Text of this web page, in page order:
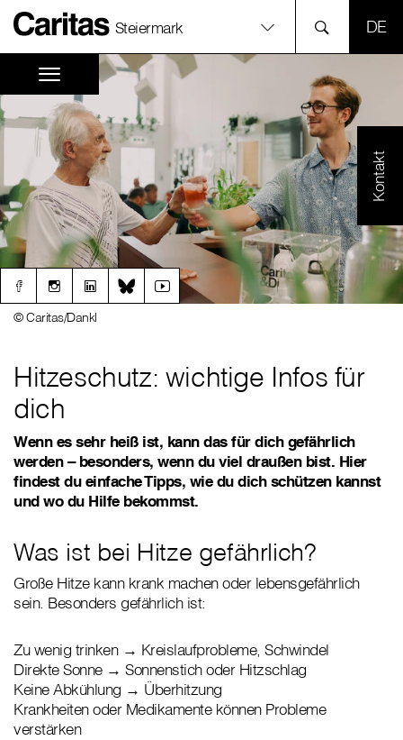
Steiermark
Kontakt
© Caritas/Dankl
Hitzeschutz: wichtige Infos für
dich
Wenn es sehr heiß ist, kann das für dich gefährlich
werden – besonders, wenn du viel draußen bist. Hier
findest du einfache Tipps, wie du dich schützen kannst
und wo du Hilfe bekommst.
Was ist bei Hitze gefährlich?
Große Hitze kann krank machen oder lebensgefährlich
sein. Besonders gefährlich ist:
Zu wenig trinken → Kreislaufprobleme, Schwindel
Direkte Sonne → Sonnenstich oder Hitzschlag
Keine Abkühlung → Überhitzung
Krankheiten oder Medikamente können Probleme
verstärken